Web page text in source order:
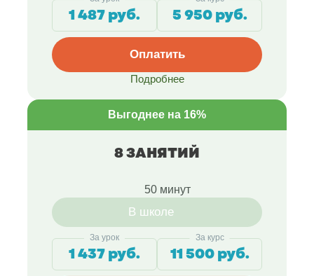
1 487 руб. 5 950 руб.
Оплатить
Подробнее
Выгоднее на 16%
8 ЗАНЯТИЙ
50 минут
В школе
За урок
1 437 руб.
За курс
11 500 руб.